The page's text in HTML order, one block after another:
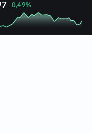
0,49%